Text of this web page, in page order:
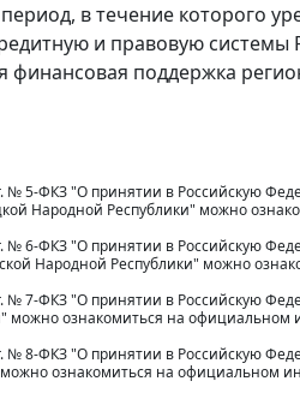
в течение которого
и правовую системы
финансовая поддержка
№ 5-ФКЗ "О принятии в Российскую
Народной Республики" можно
№ 6-ФКЗ "О принятии в Российскую
Народной Республики" можно
№ 7-ФКЗ "О принятии в Российскую
можно ознакомиться на
№ 8-ФКЗ "О принятии в Российскую
можно ознакомиться на официальном